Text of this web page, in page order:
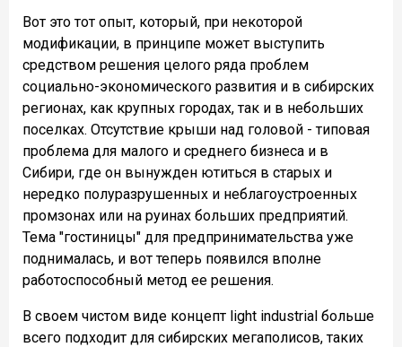
Вот это тот опыт, который, при некоторой
модификации, в принципе может выступить
средством решения целого ряда проблем
социально-экономического развития и в сибирских
регионах, как крупных городах, так и в небольших
поселках. Отсутствие крыши над головой - типовая
проблема для малого и среднего бизнеса и в
Сибири, где он вынужден ютиться в старых и
нередко полуразрушенных и неблагоустроенных
промзонах или на руинах больших предприятий.
Тема "гостиницы" для предпринимательства уже
поднималась, и вот теперь появился вполне
работоспособный метод ее решения.
В своем чистом виде концепт light industrial больше
всего подходит для сибирских мегаполисов, таких